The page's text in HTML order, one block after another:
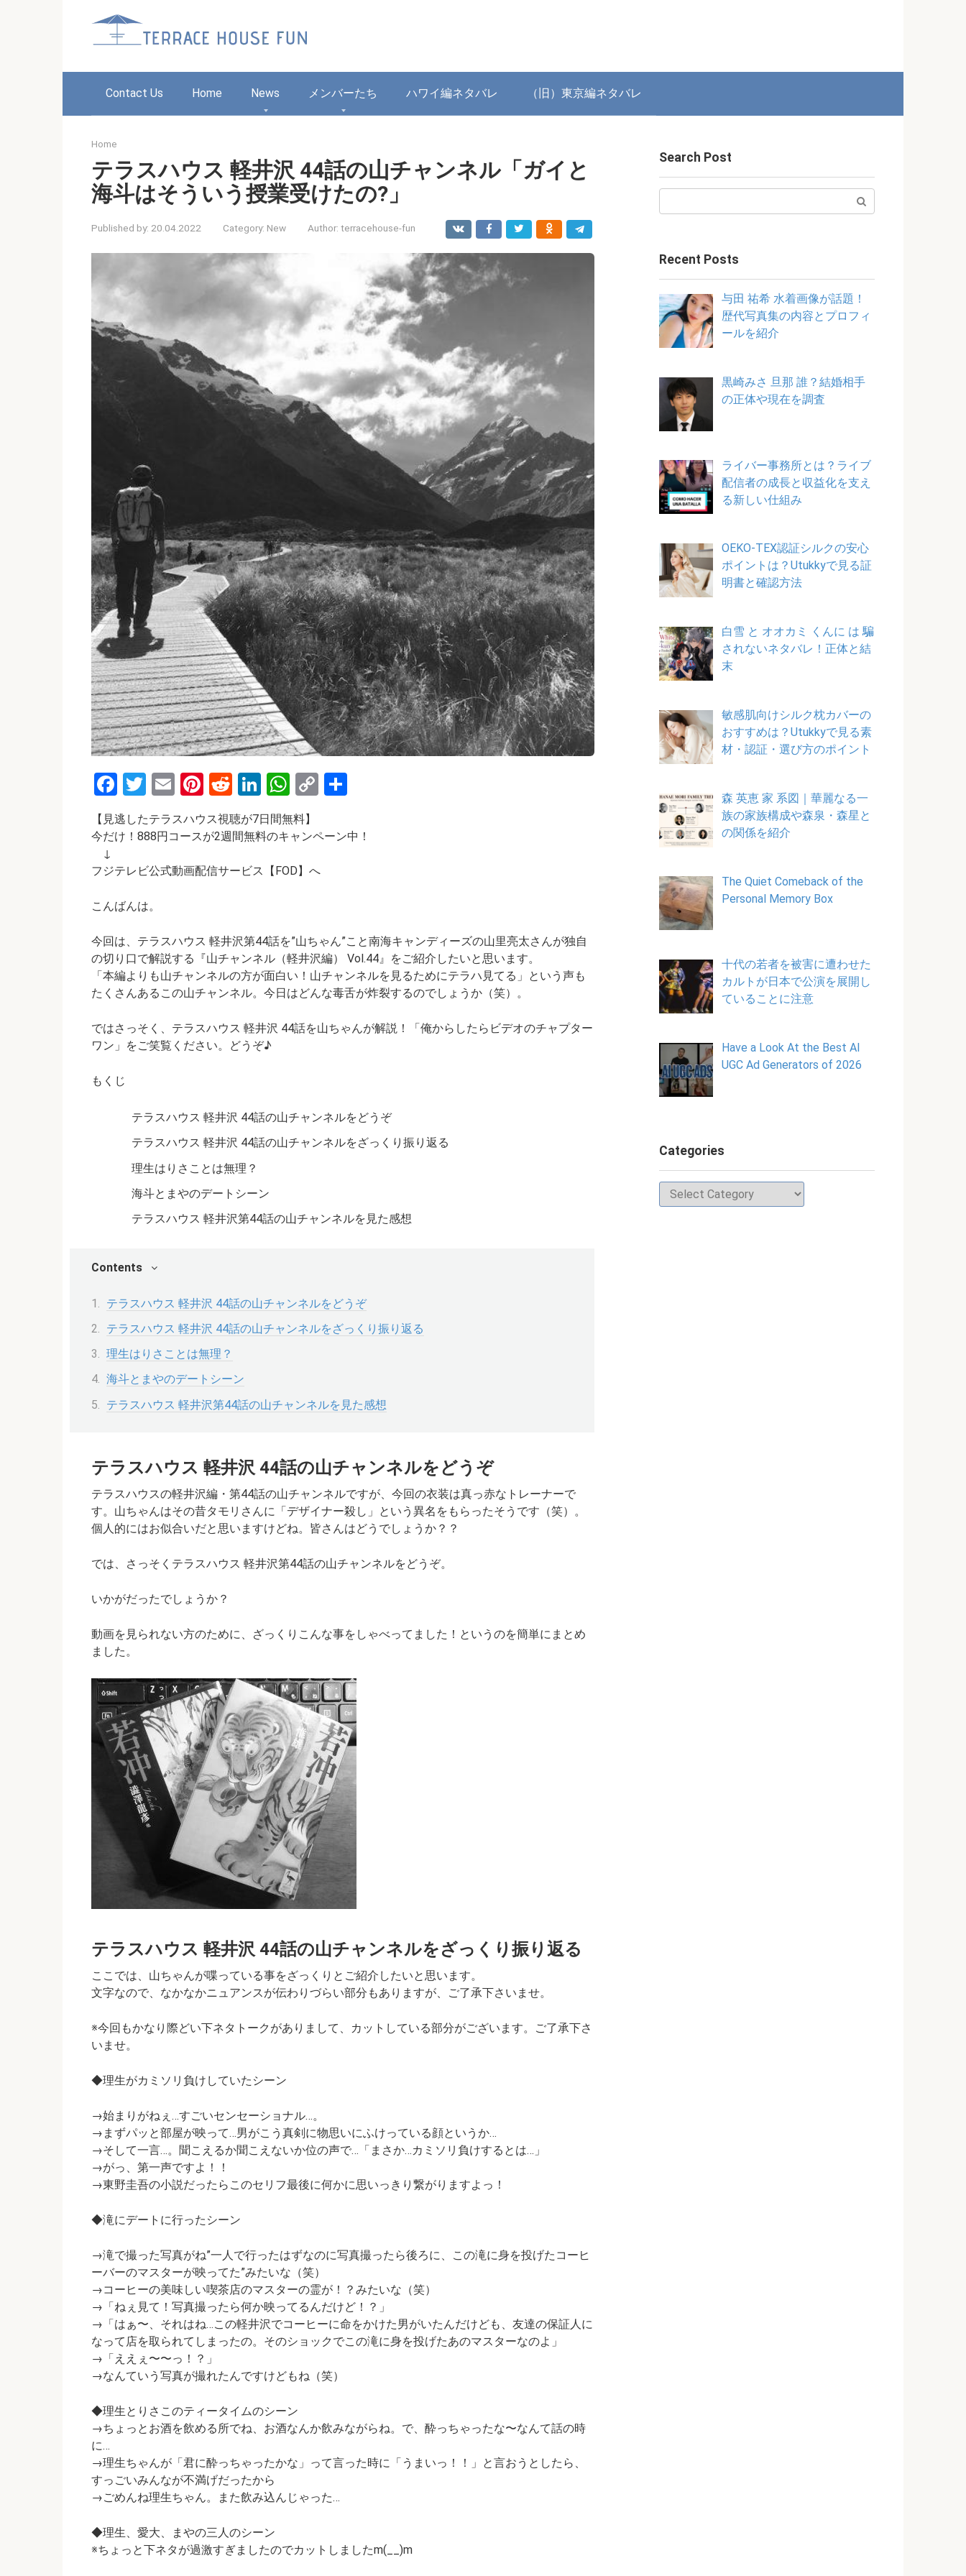
Contact Us Home News メンバーたち ハワイ編ネタバレ （旧）東京編ネタバレ
Home
テラスハウス 軽井沢 44話の山チャンネル「ガイと
海斗はそういう授業受けたの?」
Published by: 20.04.2022 Category: New Author: terracehouse-fun
F
a
ce
o
o
T
wi
tt
E
ail
Pi
nt
er
t
R
e
d
t
Li
n
ke
n
W
h
at
A
C
py
n
ar
【見逃したテラスハウス視聴が7日間無料】
今だけ！888円コースが2週間無料のキャンペーン中！
↓
フジテレビ公式動画配信サービス【FOD】へ
こんばんは。
今回は、テラスハウス 軽井沢第44話を”山ちゃん”こと南海キャンディーズの山里亮太さんが独自
の切り口で解説する 『山チャンネル（軽井沢編） Vol.44』 をご紹介したいと思います。
「本編よりも山チャンネルの方が面白い！山チャンネルを見るためにテラハ見てる」という声も
たくさんあるこの山チャンネル。今日はどんな毒舌が炸裂するのでしょうか（笑）。
ではさっそく、テラスハウス 軽井沢 44話を山ちゃんが解説！
「俺からしたらビデオのチャプター
ワン」 をご笑覧ください。どうぞ♪
もくじ
テラスハウス 軽井沢 44話の山チャンネルをどうぞ
テラスハウス 軽井沢 44話の山チャンネルをざっくり振り返る
理生はりさことは無理？
海斗とまやのデートシーン
テラスハウス 軽井沢第44話の山チャンネルを見た感想
Contents
テラスハウス 軽井沢 44話の山チャンネルをどうぞ
テラスハウス 軽井沢 44話の山チャンネルをざっくり振り返る
理生はりさことは無理？
海斗とまやのデートシーン
テラスハウス 軽井沢第44話の山チャンネルを見た感想
テラスハウス 軽井沢 44話の山チャンネルをどうぞ
テラスハウスの軽井沢編・第44話の山チャンネルですが、今回の衣装は真っ赤なトレーナーで
す。山ちゃんはその昔タモリさんに 「デザイナー殺し」 という異名をもらったそうです（笑）。
個人的にはお似合いだと思いますけどね。皆さんはどうでしょうか？？
では、さっそくテラスハウス 軽井沢第44話の山チャンネルをどうぞ。
いかがだったでしょうか？
動画を見られない方のために、ざっくりこんな事をしゃべってました！というのを簡単にまとめ
ました。
テラスハウス 軽井沢 44話の山チャンネルをざっくり振り返る
ここでは、山ちゃんが喋っている事をざっくりとご紹介したいと思います。
文字なので、なかなかニュアンスが伝わりづらい部分もありますが、ご了承下さいませ。
※今回もかなり際どい下ネタトークがありまして、カットしている部分がございます。ご了承下さ
いませ。
◆理生がカミソリ負けしていたシーン
→始まりがねぇ…すごいセンセーショナル…。
→まずパッと部屋が映って…男がこう真剣に物思いにふけっている顔というか…
→そして一言…。聞こえるか聞こえないか位の声で… 「まさか…カミソリ負けするとは…」
→がっ、第一声ですよ！！
→東野圭吾の小説だったらこのセリフ最後に何かに思いっきり繋がりますよっ！
◆滝にデートに行ったシーン
→滝で撮った写真がね”一人で行ったはずなのに写真撮ったら後ろに、この滝に身を投げたコーヒ
ーバーのマスターが映ってた”みたいな（笑）
→コーヒーの美味しい喫茶店のマスターの霊が！？みたいな（笑）
→「ねぇ見て！写真撮ったら何か映ってるんだけど！？」
→「はぁ〜、それはね…この軽井沢でコーヒーに命をかけた男がいたんだけども、友達の保証人に
なって店を取られてしまったの。そのショックでこの滝に身を投げたあのマスターなのよ」
→「ええぇ〜〜っ！？」
→なんていう写真が撮れたんですけどもね（笑）
◆理生とりさこのティータイムのシーン
→ちょっとお酒を飲める所でね、お酒なんか飲みながらね。で、酔っちゃったな〜なんて話の時
に…
→理生ちゃんが「君に酔っちゃったかな」って言った時に「うまいっ！！」と言おうとしたら、
すっごいみんなが不満げだったから
→ごめんね理生ちゃん。また飲み込んじゃった…
◆理生、愛大、まやの三人のシーン
※ちょっと下ネタが過激すぎましたのでカットしましたm(__)m
Search Post
Recent Posts
与田 祐希 水着画像が話題！
歴代写真集の内容とプロフィ
ールを紹介
黒崎みさ 旦那 誰？結婚相手
の正体や現在を調査
ライバー事務所とは？ライブ
配信者の成長と収益化を支え
る新しい仕組み
OEKO-TEX認証シルクの安心
ポイントは？Utukkyで見る証
明書と確認方法
白雪 と オオカミ くんに は 騙
されないネタバレ！正体と結
末
敏感肌向けシルク枕カバーの
おすすめは？Utukkyで見る素
材・認証・選び方のポイント
森 英恵 家 系図｜華麗なる一
族の家族構成や森泉・森星と
の関係を紹介
The Quiet Comeback of the
Personal Memory Box
十代の若者を被害に遭わせた
カルトが日本で公演を展開し
ていることに注意
Have a Look At the Best AI
UGC Ad Generators of 2026
Categories
Categories